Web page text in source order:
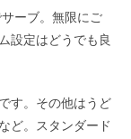
ーブ。無限にご
設定はどうでも良
す。その他はうど
ど。スタンダード